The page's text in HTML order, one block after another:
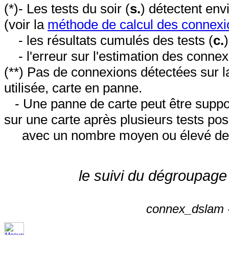
(*)- Les tests du soir (s.) détectent
(voir la méthode de calcul des
- les résultats cumulés des tests (c.
- l'erreur sur l'estimation des
(**) Pas de connexions détectées sur
utilisée, carte en panne.
- Une panne de carte peut être
sur une carte après plusieurs tests
avec un nombre moyen ou élevé
le suivi du
connex_dslam